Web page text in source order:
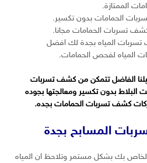
الممتازة.
الحمامات بدون تكسير.
تسربات الحمامات مجانا.
المياه بجدة لك افضل
المياه لفحص الحمامات.
الفاضل تتمكن من كشف تسربات
البلاط بدون تكسير ومعالجتها بجوده
كشف تسربات الحمامات بجده.
المسابح بجدة
بك بشكل مستمر وتلاحظ ان المياه